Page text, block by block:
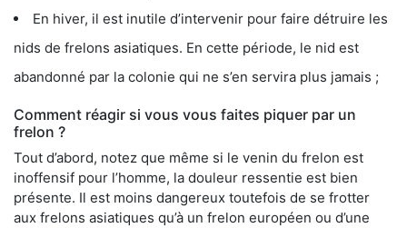
En hiver, il est inutile d’intervenir pour faire détruire les
nids de frelons asiatiques. En cette période, le nid est
abandonné par la colonie qui ne s’en servira plus jamais ;
Comment réagir si vous vous faites piquer par un
frelon ?
Tout d’abord, notez que même si le venin du frelon est
inoffensif pour l’homme, la douleur ressentie est bien
présente. Il est moins dangereux toutefois de se frotter
aux frelons asiatiques qu’à un frelon européen ou d’une